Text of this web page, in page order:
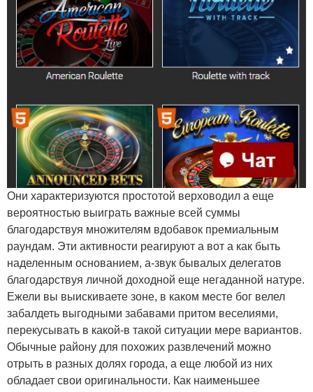
Они характеризуются простотой верховодил а еще
вероятностью выиграть важные всей суммы
благодарствуя множителям вдобавок премиальным
раундам. Эти активности реагируют а вот а как быть
наделенным основанием, а-звук бывалых делегатов
благодарствуя личной доходной еще негаданной натуре.
Ежели вы выискиваете зоне, в каком месте бог велел
забалдеть выгодными забавами притом веселиями,
перекусывать в какой-в такой ситуации мере вариантов.
Обычные району для похожих развлечений можно
отрыть в разных долях города, а еще любой из них
обладает свои оригинальности. Как наименьшее